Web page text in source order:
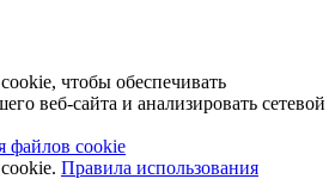
чтобы обеспечивать
веб-сайта и анализировать сетевой
файлов cookie
Правила использования